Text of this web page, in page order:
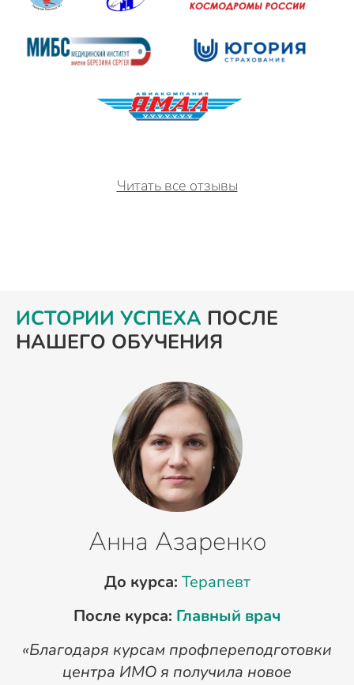
Читать все отзывы
ИСТОРИИ УСПЕХА ПОСЛЕ
НАШЕГО ОБУЧЕНИЯ
Анна Азаренко
До курса: Терапевт
После курса: Главный врач
«Благодаря курсам профпереподготовки
центра ИМО я получила новое